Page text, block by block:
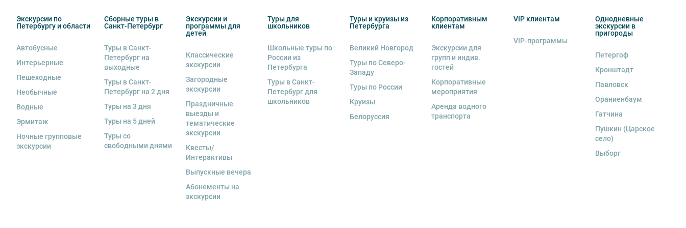
6. В авторских автобусных экскурсиях предусмотрено возрастное ограничение
. Данное
—классические обзорные экскурсии
—загородные автобусные экскурсии
тематические автобусные экскурсии
7.Дети до 18 лет
допускаются на экскурсии исключительно в сопровождении взрослых.
8. На экскурсиях используются различные модели автобусов, в связи с чем предусмотрена
свободная рассадка во избежание недоразумений.
9. Пожалуйста, не опаздывайте к моменту начала экскурсии.
10. Турфирма имеет право изменить программу экскурсии или отменить экскурсию полностью
низкими или высокими температурами и прочими форс-мажорными обстоятельствами; а также,
если экскурсионная программа отменяется по инициативе экскурсионного объекта. В случае
отмены экскурсии все денежные средства возвращаются клиенту в полном объеме.
Экскурсии по
Петербургу и области
Автобусные
Интерьерные
Пешеходные
Необычные
Водные
Эрмитаж
Ночные групповые
экскурсии
Сборные туры в
Санкт-Петербург
Туры в Санкт-
Петербург на
выходные
Туры в Санкт-
Петербург на 2 дня
Туры на 3 дня
Туры на 5 дней
Туры со
свободными днями
Экскурсии и
программы для
детей
Классические
экскурсии
Загородные
экскурсии
Праздничные
выезды и
тематические
экскурсии
Квесты/
Интерактивы
Выпускные вечера
Абонементы на
экскурсии
Туры для
школьников
Школьные туры по
России из
Петербурга
Туры в Санкт-
Петербург для
школьников
Туры и круизы из
Петербурга
Великий Новгород
Туры по Северо-
Западу
Туры по России
Круизы
Белоруссия
Корпоративным
клиентам
Экскурсии для
групп и индив.
гостей
Корпоративные
мероприятия
Аренда водного
транспорта
VIP клиентам
VIP-программы
Однодневные
экскурсии в
пригороды
Петергоф
Кронштадт
Павловск
Ораниенбаум
Гатчина
Пушкин (Царское
село)
Выборг